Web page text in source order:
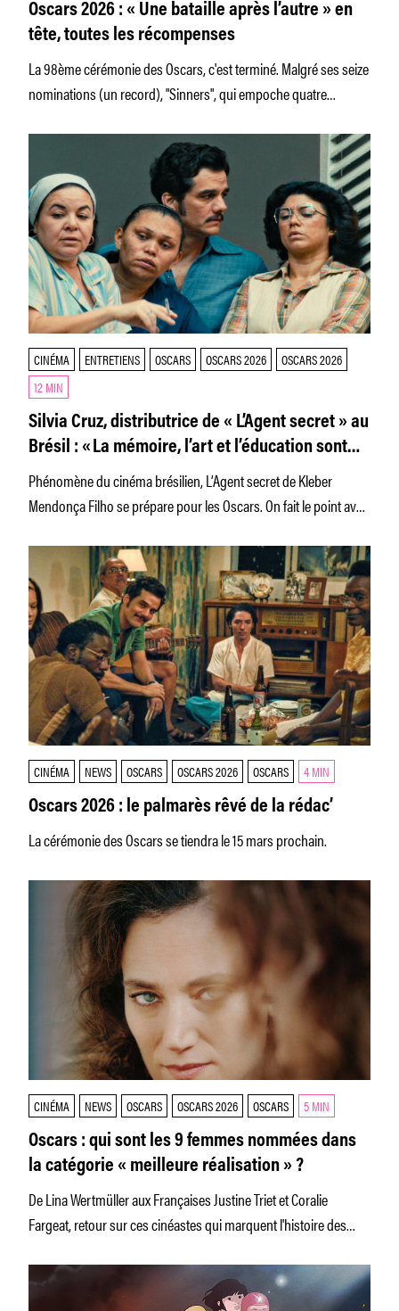
Oscars 2026 : « Une bataille après l’autre » en
tête, toutes les récompenses
La 98ème cérémonie des Oscars, c'est terminé. Malgré ses seize
nominations (un record), "Sinners", qui empoche quatre
CINÉMA ENTRETIENS OSCARS OSCARS 2026
OSCARS 2026
12 MIN
Silvia Cruz, distributrice de « L’Agent secret » au
Brésil : « La mémoire, l’art et l’éducation sont
trois des outils les plus puissants dont nous
disposons contre l’oppression et la violence. »
Phénomène du cinéma brésilien, L’Agent secret de Kleber
Mendonça Filho se prépare pour les Oscars. On fait le point avec
CINÉMA NEWS OSCARS OSCARS 2026 OSCARS 4 MIN
Oscars 2026 : le palmarès rêvé de la rédac’
La cérémonie des Oscars se tiendra le 15 mars prochain.
CINÉMA NEWS OSCARS OSCARS 2026 OSCARS 5 MIN
Oscars : qui sont les 9 femmes nommées dans
la catégorie « meilleure réalisation » ?
De Lina Wertmüller aux Françaises Justine Triet et Coralie
Fargeat, retour sur ces cinéastes qui marquent l'histoire des